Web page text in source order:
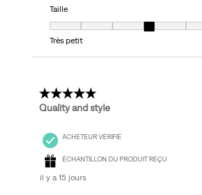
Taille
Taille, 4 sur 7, où 1 est égal à Très petit et 7
Très petit
5 étoile(s) sur 5.
Quality and style
ACHETEUR VÉRIFIÉ
ÉCHANTILLON DU PRODUIT REÇU
il y a 15 jours